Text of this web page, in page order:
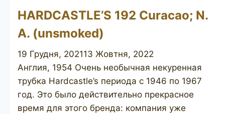
HARDCASTLE’S 192 Curacao; N.
A. (unsmoked)
19 Грудня, 202113 Жовтня, 2022
Англия, 1954 Очень необычная некуренная
трубка Hardcastle’s периода с 1946 по 1967
год. Это было действительно прекрасное
время для этого бренда: компания уже